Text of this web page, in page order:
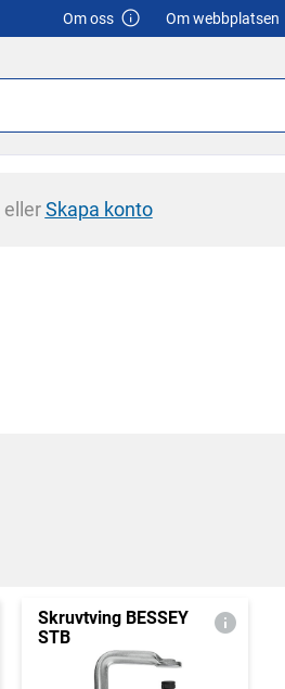
Om oss Om webbplatsen
ellerSkapa konto
Skruvtving BESSEY
STB